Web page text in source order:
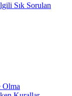
Sık Sorulan
Olma